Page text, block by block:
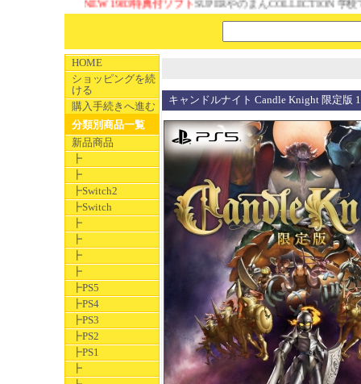
NEW 1983特典付ソフトSUPERやのまんCOLLECTION 学校であ
HOME
ショッピングを続
ける
購入手続きへ進む
分類別商品一覧
新品商品
┣
┣
┣Switch2
┣Switch
┣
┣
┣
┣
┣PS5
┣PS4
┣PS3
┣PS2
┣PS1
┣
キャンドルナイト Candle Knight 限定版